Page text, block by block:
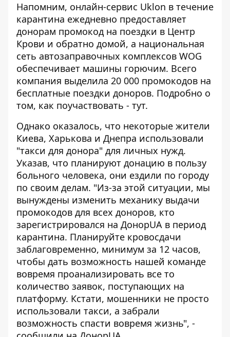
Напомним, онлайн-сервис Uklon в течение
карантина ежедневно предоставляет
донорам промокод на поездки в Центр
Крови и обратно домой, а национальная
сеть автозаправочных комплексов WOG
обеспечивает машины горючим. Всего
компания выделила 20 000 промокодов на
бесплатные поездки доноров. Подробно о
том, как поучаствовать - тут.
Однако оказалось, что некоторые жители
Киева, Харькова и Днепра использовали
"такси для донора" для личных нужд.
Указав, что планируют донацию в пользу
больного человека, они ездили по городу
по своим делам. "Из-за этой ситуации, мы
вынуждены изменить механику выдачи
промокодов для всех доноров, кто
зарегистрировался на ДонорUA в период
карантина. Планируйте кровосдачи
заблаговременно, минимум за 12 часов,
чтобы дать возможность нашей команде
вовремя проанализировать все то
количество заявок, поступающих на
платформу. Кстати, мошенники не просто
использовали такси, а забрали
возможность спасти вовремя жизнь", -